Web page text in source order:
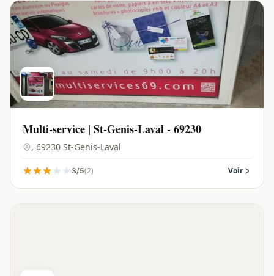
Multi-service | St-Genis-Laval - 69230
, 69230 St-Genis-Laval
3/5(2) Voir